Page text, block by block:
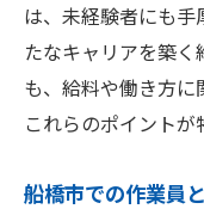
は、未経験者にも
たなキャリアを築く
も、給料や働き方に
これらのポイントが
船橋市での作業員